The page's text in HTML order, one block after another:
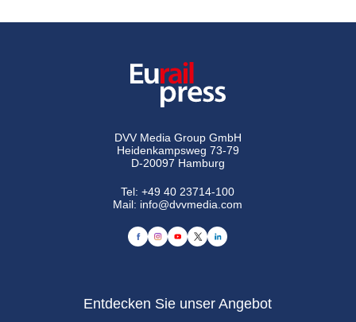
DVV Media Group GmbH
Heidenkampsweg 73-79
D-20097 Hamburg
Tel:+49 40 23714-100
Mail: info@dvvmedia.com
Entdecken Sie unser Angebot